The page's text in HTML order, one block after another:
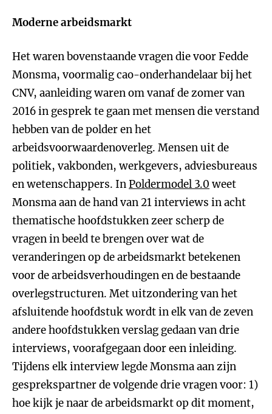
Moderne arbeidsmarkt
Het waren bovenstaande vragen die voor Fedde
Monsma, voormalig cao-onderhandelaar bij het
CNV, aanleiding waren om vanaf de zomer van
2016 in gesprek te gaan met mensen die verstand
hebben van de polder en het
arbeidsvoorwaardenoverleg. Mensen uit de
politiek, vakbonden, werkgevers, adviesbureaus
en wetenschappers. InPoldermodel 3.0 weet
Monsma aan de hand van 21 interviews in acht
thematische hoofdstukken zeer scherp de
vragen in beeld te brengen over wat de
veranderingen op de arbeidsmarkt betekenen
voor de arbeidsverhoudingen en de bestaande
overlegstructuren. Met uitzondering van het
afsluitende hoofdstuk wordt in elk van de zeven
andere hoofdstukken verslag gedaan van drie
interviews, voorafgegaan door een inleiding.
Tijdens elk interview legde Monsma aan zijn
gesprekspartner de volgende drie vragen voor: 1)
hoe kijk je naar de arbeidsmarkt op dit moment,